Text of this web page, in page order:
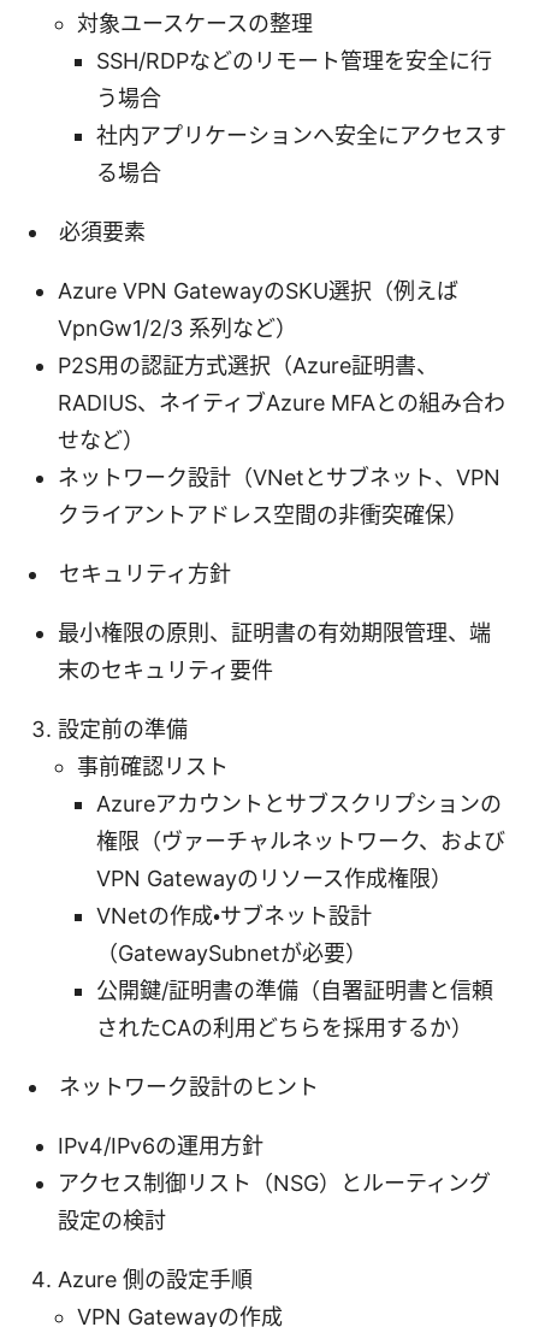
対象ユースケースの整理
SSH/RDPなどのリモート管理を安全に行
う場合
社内アプリケーションへ安全にアクセスす
る場合
必須要素
Azure VPN GatewayのSKU選択（例えば
VpnGw1/2/3 系列など）
P2S用の認証方式選択（Azure証明書、
RADIUS、ネイティブAzure MFAとの組み合わ
せなど）
ネットワーク設計（VNetとサブネット、VPN
クライアントアドレス空間の非衝突確保）
セキュリティ方針
最小権限の原則、証明書の有効期限管理、端
末のセキュリティ要件
設定前の準備
事前確認リスト
Azureアカウントとサブスクリプションの
権限（ヴァーチャルネットワーク、および
VPN Gatewayのリソース作成権限）
VNetの作成・サブネット設計
（GatewaySubnetが必要）
公開鍵/証明書の準備（自署証明書と信頼
されたCAの利用どちらを採用するか）
ネットワーク設計のヒント
IPv4/IPv6の運用方針
アクセス制御リスト（NSG）とルーティング
設定の検討
Azure 側の設定手順
VPN Gatewayの作成